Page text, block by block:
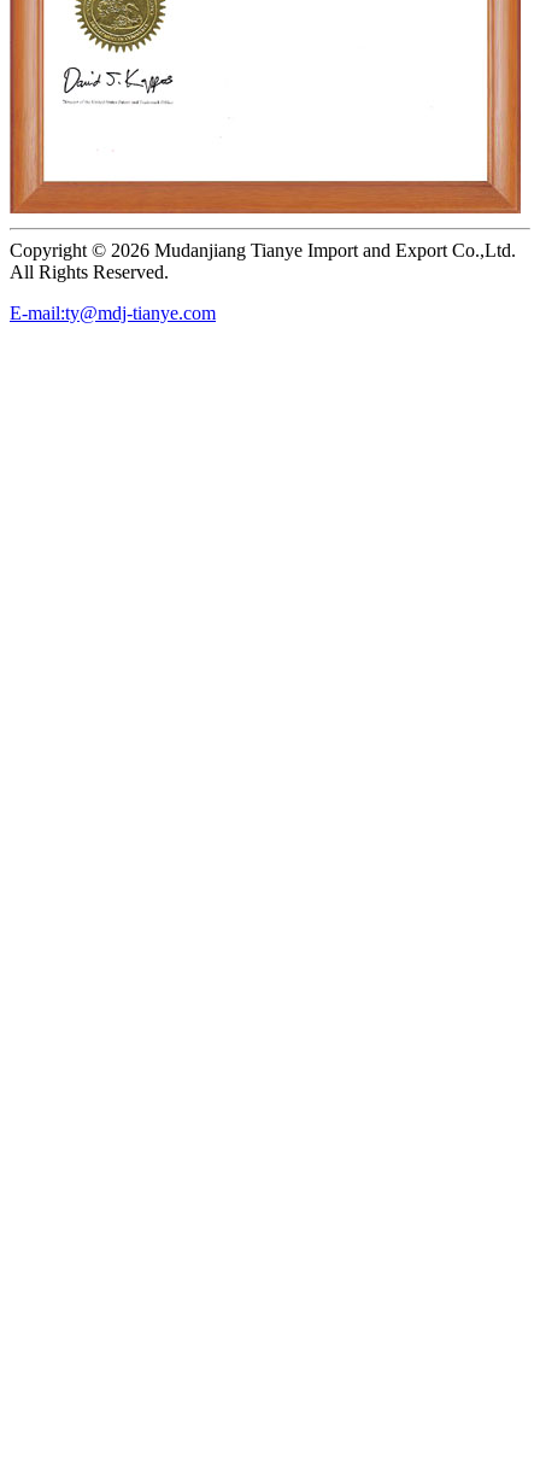
Copyright © 2026 Mudanjiang Tianye Import and Export Co.,Ltd.
All Rights Reserved.
E-mail:ty@mdj-tianye.com